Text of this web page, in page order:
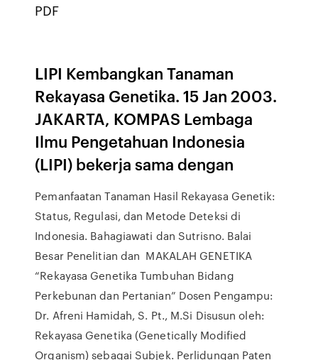
PDF
LIPI Kembangkan Tanaman
Rekayasa Genetika. 15 Jan 2003.
JAKARTA, KOMPAS Lembaga
Ilmu Pengetahuan Indonesia
(LIPI) bekerja sama dengan
Pemanfaatan Tanaman Hasil Rekayasa Genetik:
Status, Regulasi, dan Metode Deteksi di
Indonesia. Bahagiawati dan Sutrisno. Balai
Besar Penelitian dan MAKALAH GENETIKA
“Rekayasa Genetika Tumbuhan Bidang
Perkebunan dan Pertanian” Dosen Pengampu:
Dr. Afreni Hamidah, S. Pt., M.Si Disusun oleh:
Rekayasa Genetika (Genetically Modified
Organism) sebagai Subjek. Perlidungan Paten